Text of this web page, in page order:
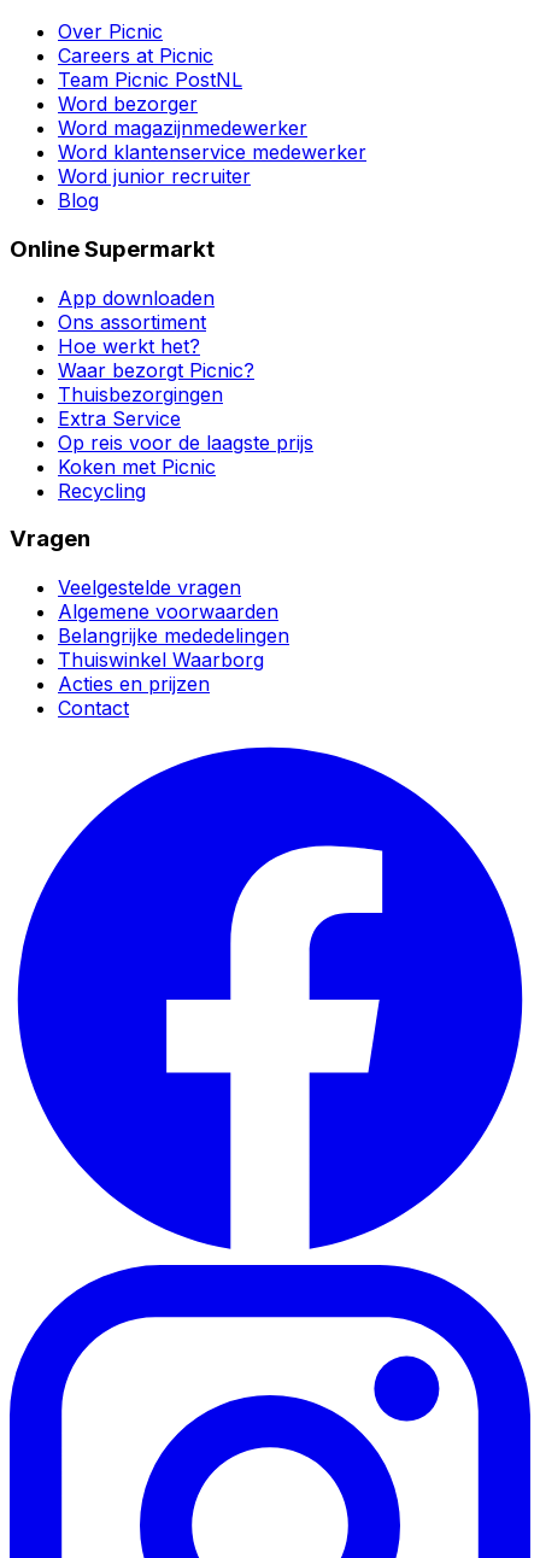
Over Picnic
Careers at Picnic
Team Picnic PostNL
Word bezorger
Word magazijnmedewerker
Word klantenservice medewerker
Word junior recruiter
Blog
Online Supermarkt
App downloaden
Ons assortiment
Hoe werkt het?
Waar bezorgt Picnic?
Thuisbezorgingen
Extra Service
Op reis voor de laagste prijs
Koken met Picnic
Recycling
Vragen
Veelgestelde vragen
Algemene voorwaarden
Belangrijke mededelingen
Thuiswinkel Waarborg
Acties en prijzen
Contact